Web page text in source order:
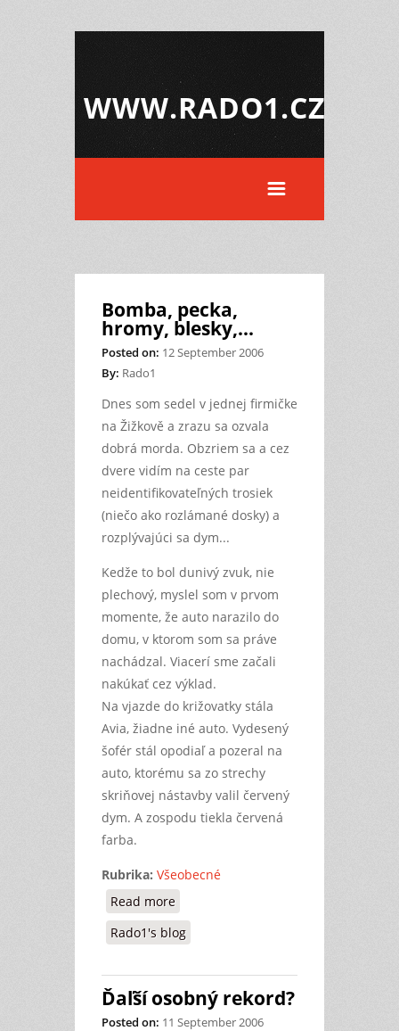
WWW.RADO1.CZ
Bomba, pecka,
hromy, blesky,...
Posted on: 12 September 2006
By: Rado1
Dnes som sedel v jednej firmičke
na Žižkově a zrazu sa ozvala
dobrá morda. Obzriem sa a cez
dvere vidím na ceste par
neidentifikovateľných trosiek
(niečo ako rozlámané dosky) a
rozplývajúci sa dym...
Kedže to bol dunivý zvuk, nie
plechový, myslel som v prvom
momente, že auto narazilo do
domu, v ktorom som sa práve
nachádzal. Viacerí sme začali
nakúkať cez výklad.
Na vjazde do križovatky stála
Avia, žiadne iné auto. Vydesený
šofér stál opodiaľ a pozeral na
auto, ktorému sa zo strechy
skriňovej nástavby valil červený
dym. A zospodu tiekla červená
farba.
Rubrika: Všeobecné
Read more
Rado1's blog
Ďaľší osobný rekord?
Posted on: 11 September 2006